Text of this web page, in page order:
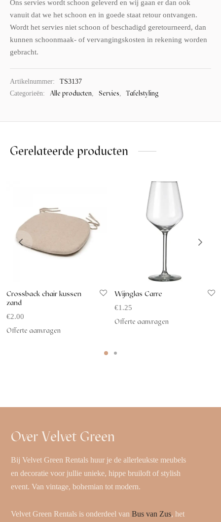
Ons servies wordt schoon geleverd en wij gaan er dan ook
vanuit dat we het schoon en in goede staat retour ontvangen.
Wordt het servies niet schoon of beschadigd geretourneerd, dan
kunnen schoonmaak- of vervangingskosten in rekening worden
gebracht.
Artikelnummer:
TS3137
Categorieën:
Alle producten, Servies, Tafelstyling
Gerelateerde producten
Crossback chair kussen
zand
€2.00
Offerte aanvragen
Wijnglas Carre
€1.25
Offerte aanvragen
Over Velvet Green
Bij Velvet Green Rentals huur je de allerleukste meubels
en decoratie voor jullie unieke, hippe bruiloft of stylish
event. Van vintage, bohemian tot modern.
Velvet Green Rentals is onderdeel vanBus van Zus, het